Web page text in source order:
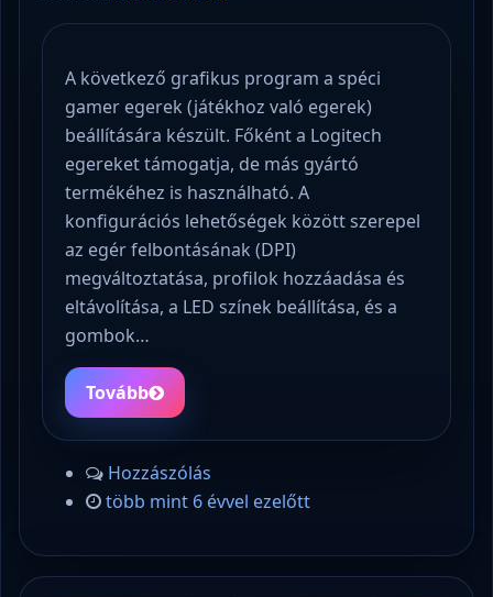
A következő grafikus program a spéci
gamer egerek (játékhoz való egerek)
beállítására készült. Főként a Logitech
egereket támogatja, de más gyártó
termékéhez is használható. A
konfigurációs lehetőségek között szerepel
az egér felbontásának (DPI)
megváltoztatása, profilok hozzáadása és
eltávolítása, a LED színek beállítása, és a
gombok…
Tovább
Hozzászólás
több mint 6 évvel ezelőtt